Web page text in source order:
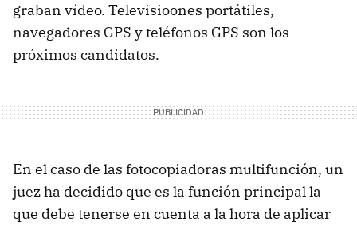
graban vídeo. Televisioones portátiles,
navegadores GPS y teléfonos GPS son los
próximos candidatos.
En el caso de las fotocopiadoras multifunción, un
juez ha decidido que es la función principal la
que debe tenerse en cuenta a la hora de aplicar